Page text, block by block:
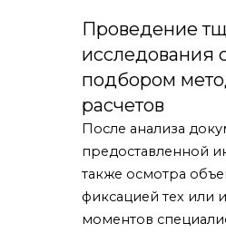
Проведение
исследования
подбором
расчетов
После анализа
предоставленной
также осмотра
фиксацией тех или
моментов